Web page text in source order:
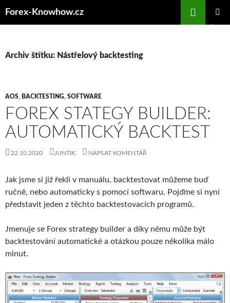
Forex-Knowhow.cz
Archiv štítku: Nástřelový backtesting
AOS, BACKTESTING, SOFTWARE
FOREX STATEGY BUILDER:
AUTOMATICKÝ BACKTEST
22.10.2020 JUNTIK NAPSAT KOMENTÁŘ
Jak jsme si již řekli v manuálu, backtestovat můžeme buď
ručně, nebo automaticky s pomocí softwaru. Pojďme si nyní
představit jeden z těchto backtestovacích programů.
Jmenuje se Forex strategy builder a díky němu může být
backtestování automatické a otázkou pouze několika málo
minut.